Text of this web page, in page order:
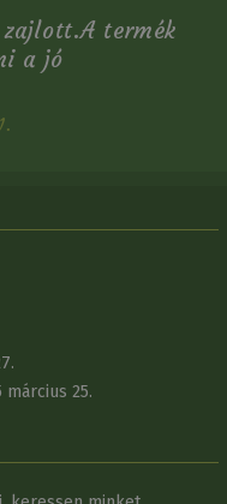
termék
a jó
március 25.